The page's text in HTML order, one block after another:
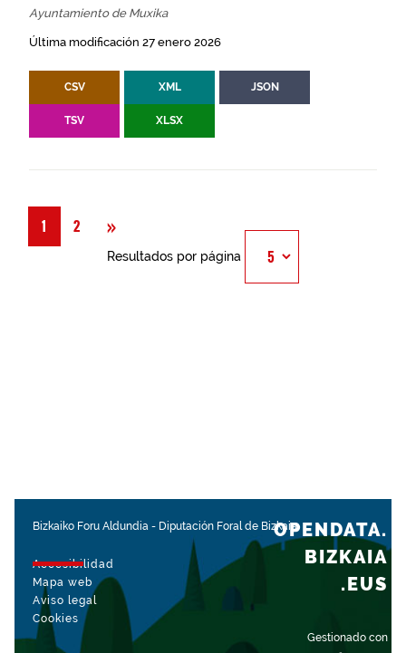
Ayuntamiento de Muxika
Última modificación 27 enero 2026
CSV XML JSON
TSV XLSX
1 2 »
Resultados por página
Bizkaiko Foru Aldundia - Diputación Foral de Bizkaia
Accesibilidad
Mapa web
Aviso legal
Cookies
Gestionado con
OPENDATA.
BIZKAIA
.EUS